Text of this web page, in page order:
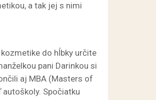
a tak jej s nimi
do hĺbky určite
pani Darinkou si
aj MBA (Masters of
Spočiatku